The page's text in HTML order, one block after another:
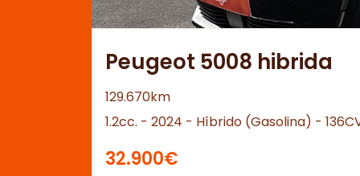
Peugeot 5008 hibrida
129.670km
1.2cc. - 2024 - Híbrido (Gasolina) -
32.900€